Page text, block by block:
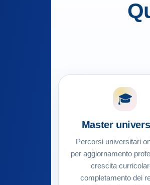
🎓
Master
Percorsi universitari
per aggiornamento
crescita
completamento dei